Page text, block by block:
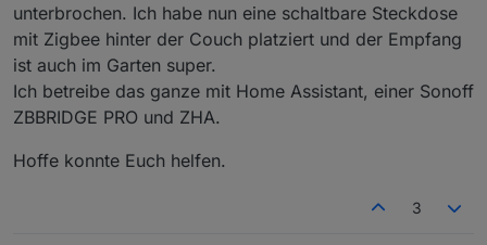
unterbrochen. Ich habe nun eine schaltbare Steckdose
mit Zigbee hinter der Couch platziert und der Empfang
ist auch im Garten super.
Ich betreibe das ganze mit Home Assistant, einer Sonoff
ZBBRIDGE PRO und ZHA.
Hoffe konnte Euch helfen.
3